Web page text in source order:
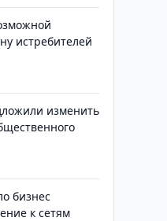
истребителей
изменить
бизнес
к сетям